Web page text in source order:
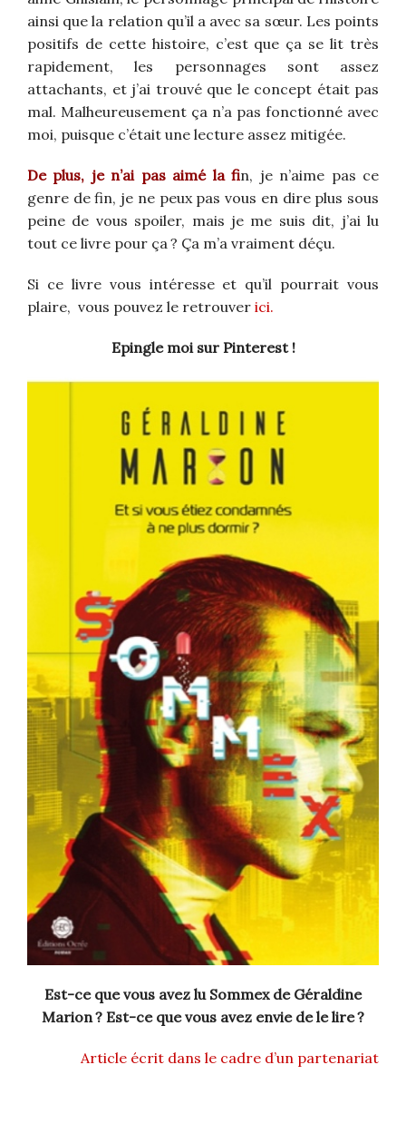
ainsi que la relation qu’il a avec sa sœur. Les points
positifs de cette histoire, c’est que ça se lit très
rapidement, les personnages sont assez
attachants, et j’ai trouvé que le concept était pas
mal. Malheureusement ça n’a pas fonctionné avec
moi, puisque c’était une lecture assez mitigée.
De plus, je n’ai pas aimé la fin, je n’aime pas ce
genre de fin, je ne peux pas vous en dire plus sous
peine de vous spoiler, mais je me suis dit, j’ai lu
tout ce livre pour ça ? Ça m’a vraiment déçu.
Si ce livre vous intéresse et qu’il pourrait vous
plaire, vous pouvez le retrouver ici.
Epingle moi sur Pinterest !
Est-ce que vous avez lu Sommex de Géraldine
Marion ? Est-ce que vous avez envie de le lire ?
Article écrit dans le cadre d’un partenariat